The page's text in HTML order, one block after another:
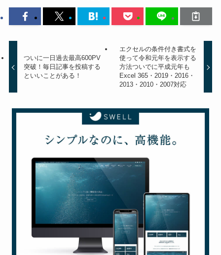
ついに一日過去最高600PV
突破！毎日記事を投稿する
といいことがある！
エクセルの条件付き書式を
使って令和元年を表示する
方法ついでに平成元年も
Excel 365・2019・2016・
2013・2010・2007対応